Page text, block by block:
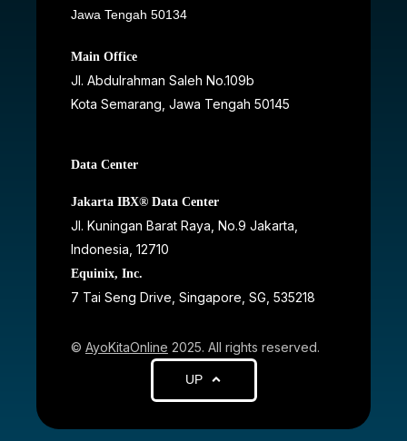
Jawa Tengah 50134
Main Office
Jl. Abdulrahman Saleh No.109b
Kota Semarang, Jawa Tengah 50145
Data Center
Jakarta IBX® Data Center
JI. Kuningan Barat Raya, No.9 Jakarta,
Indonesia, 12710
Equinix, Inc.
7 Tai Seng Drive, Singapore, SG, 535218
© AyoKitaOnline 2025. All rights reserved.
UP